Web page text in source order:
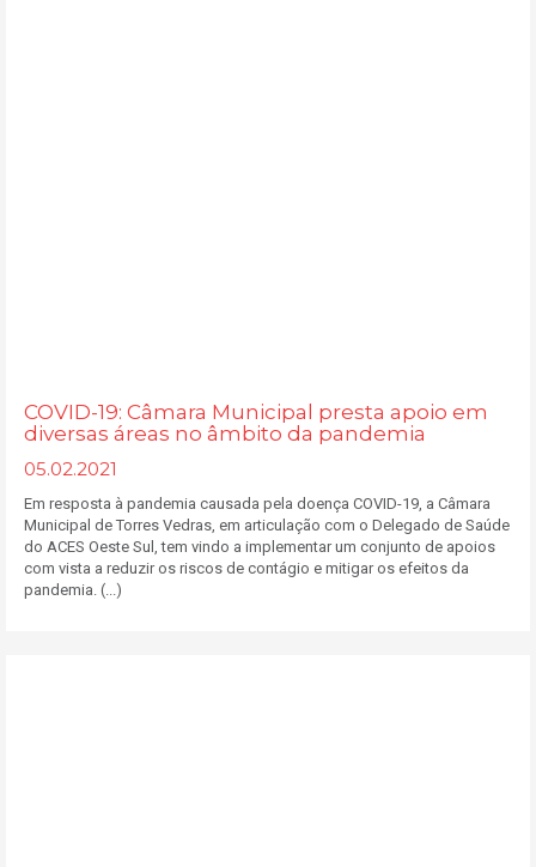
COVID-19: Câmara Municipal presta apoio em
diversas áreas no âmbito da pandemia
05.02.2021
Em resposta à pandemia causada pela doença COVID-19, a Câmara
Municipal de Torres Vedras, em articulação com o Delegado de Saúde
do ACES Oeste Sul, tem vindo a implementar um conjunto de apoios
com vista a reduzir os riscos de contágio e mitigar os efeitos da
pandemia. (...)